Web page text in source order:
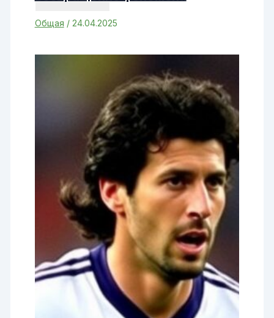
Общая / 24.04.2025